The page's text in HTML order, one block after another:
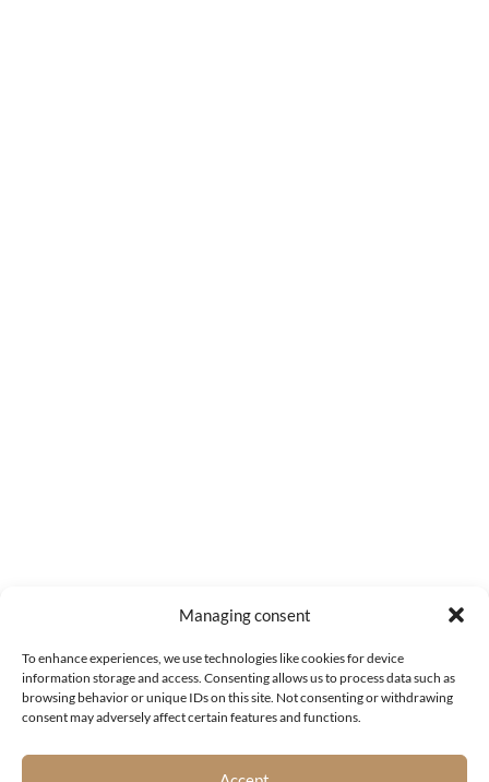
Managing consent
To enhance experiences, we use technologies like cookies for device
information storage and access. Consenting allows us to process data such as
browsing behavior or unique IDs on this site. Not consenting or withdrawing
consent may adversely affect certain features and functions.